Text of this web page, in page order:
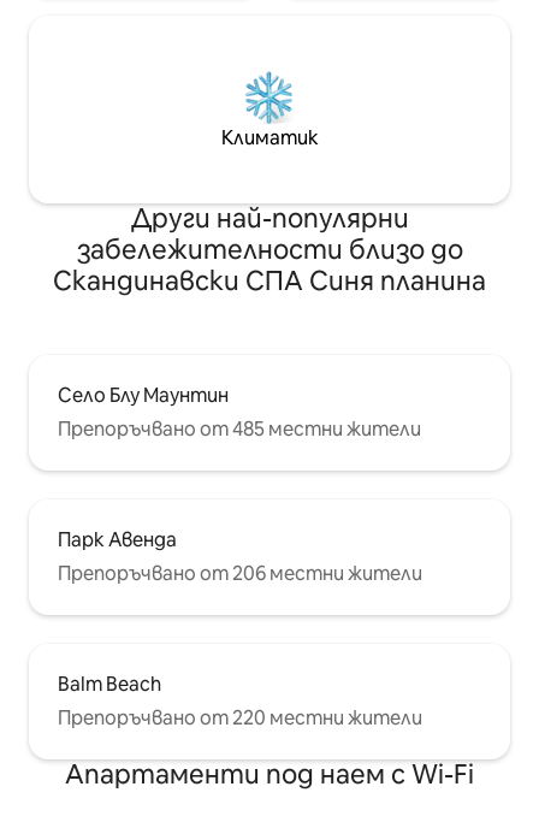
Климатик
Други най-популярни
забележителности близо до
Скандинавски СПА Синя планина
Село Блу Маунтин
Препоръчвано от 485 местни жители
Парк Авенда
Препоръчвано от 206 местни жители
Balm Beach
Препоръчвано от 220 местни жители
Апартаменти под наем с Wi-Fi